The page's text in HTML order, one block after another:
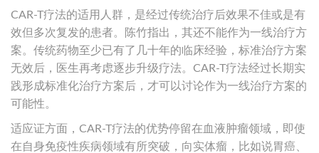
CAR-T疗法的适用人群，是经过传统治疗后效果不佳或是有
效但多次复发的患者。陈竹指出，其还不能作为一线治疗方
案。传统药物至少已有了几十年的临床经验，标准治疗方案
无效后，医生再考虑逐步升级疗法。CAR-T疗法经过长期实
践形成标准化治疗方案后，才可以讨论作为一线治疗方案的
可能性。
适应证方面，CAR-T疗法的优势停留在血液肿瘤领域，即使
在自身免疫性疾病领域有所突破，向实体瘤，比如说胃癌、